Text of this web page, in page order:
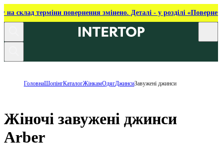
на склад терміни повернення змінено. Деталі - у розділі
ГоловнаШопінгКаталогЖінкамОдягДжинсиЗавужені джинси
Жіночі завужені джинси
Arber